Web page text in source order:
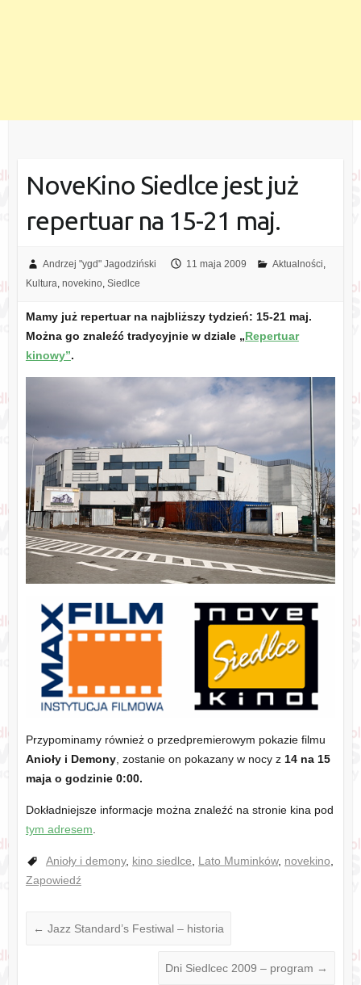
NoveKino Siedlce jest już
repertuar na 15-21 maj.
Andrzej "ygd" Jagodziński 11 maja 2009 Aktualności,
Kultura, novekino, Siedlce
Mamy już repertuar na najbliższy tydzień: 15-21 maj.
Można go znaleźć tradycyjnie w dziale „Repertuar
kinowy”.
Przypominamy również o przedpremierowym pokazie filmu
Anioły i Demony, zostanie on pokazany w nocy z 14 na 15
maja o godzinie 0:00.
Dokładniejsze informacje można znaleźć na stronie kina pod
tym adresem.
Anioły i demony, kino siedlce, Lato Muminków, novekino,
Zapowiedź
← Jazz Standard’s Festiwal – historia
Dni Siedlcec 2009 – program →